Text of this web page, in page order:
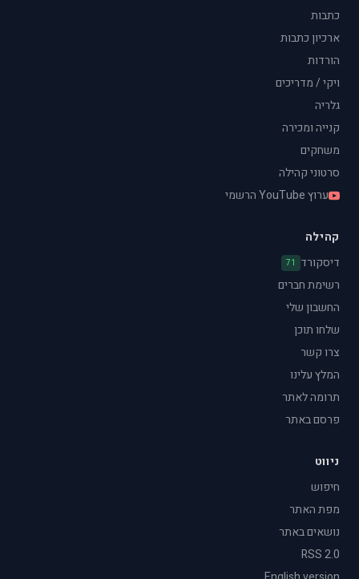
כתבות
ארכיון כתבות
הורדות
ויקי / מדריכים
גלריה
קנייה ומכירה
משחקים
סרטוני קהילה
ערוץ YouTube הרשמי
קהילה
דיסקורד
71
רשימת חברים
החשבון שלי
שלחו תוכן
צרו קשר
המלץ עלינו
תרומה לאתר
פרסם באתר
ניווט
חיפוש
מפת האתר
נושאים באתר
RSS 2.0